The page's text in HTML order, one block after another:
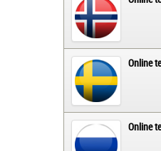
Online
Online